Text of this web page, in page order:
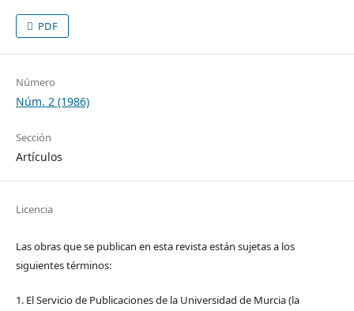
PDF
Número
Núm. 2 (1986)
Sección
Artículos
Licencia
Las obras que se publican en esta revista están sujetas a los
siguientes términos:
1. El Servicio de Publicaciones de la Universidad de Murcia (la